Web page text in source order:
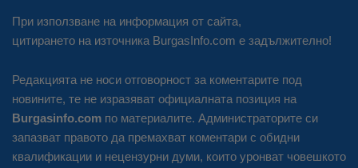
При използване на информация от сайта,
цитирането на източника BurgasInfo.com е задължително!
Редакцията не носи отговорност за коментарите под
новините, те не изразяват официалната позиция на
Burgasinfo.com по материалите. Администраторите си
запазват правото да премахват коментари с обидни
квалификации и нецензурни думи, които уронват човешкото